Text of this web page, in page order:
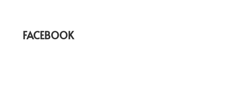
FACEBOOK